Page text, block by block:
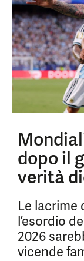
dopo il
verità
Le lacrime
l’esordio
2026
vicende